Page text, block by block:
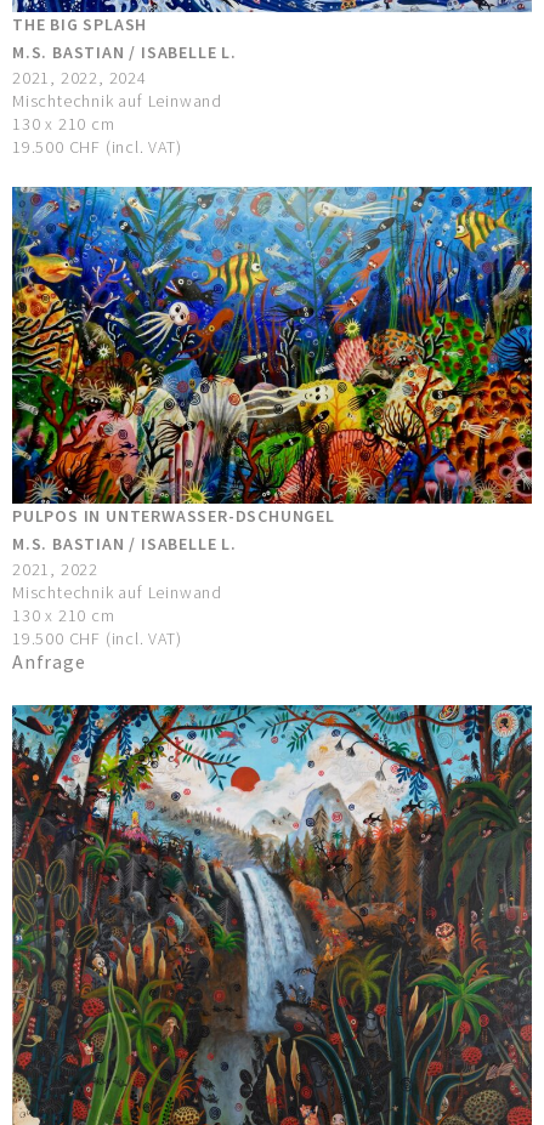
THE BIG SPLASH
M.S. BASTIAN / ISABELLE L.
2021, 2022, 2024
Mischtechnik auf Leinwand
130 x 210 cm
19.500 CHF (incl. VAT)
PULPOS IN UNTERWASSER-DSCHUNGEL
M.S. BASTIAN / ISABELLE L.
2021, 2022
Mischtechnik auf Leinwand
130 x 210 cm
19.500 CHF (incl. VAT)
Anfrage